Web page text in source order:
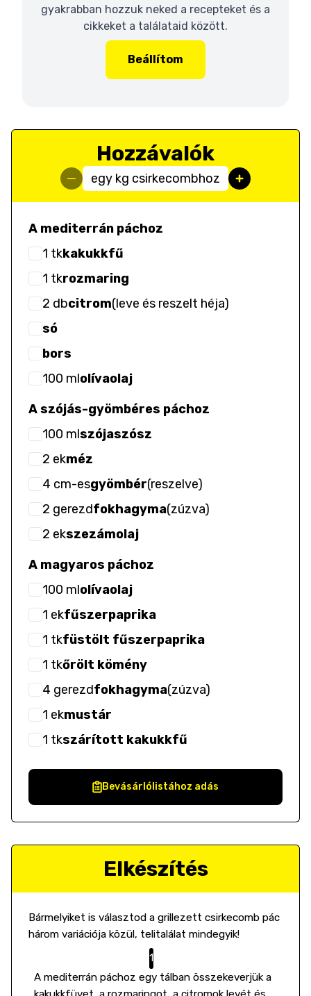
gyakrabban hozzuk neked a recepteket és a
cikkeket a találataid között.
Beállítom
Hozzávalók
egy kg csirkecombhoz
A mediterrán páchoz
1 tkkakukkfű
1 tkrozmaring
2 dbcitrom(leve és reszelt héja)
só
bors
100 mlolívaolaj
A szójás-gyömbéres páchoz
100 mlszójaszósz
2 ekméz
4 cm-esgyömbér(reszelve)
2 gerezdfokhagyma(zúzva)
2 ekszezámolaj
A magyaros páchoz
100 mlolívaolaj
1 ekfűszerpaprika
1 tkfüstölt fűszerpaprika
1 tkőrölt kömény
4 gerezdfokhagyma(zúzva)
1 ekmustár
1 tkszárított kakukkfű
Bevásárlólistához adás
Elkészítés
Bármelyiket is választod a grillezett csirkecomb pác
három variációja közül, telitalálat mindegyik!
A mediterrán páchoz egy tálban összekeverjük a